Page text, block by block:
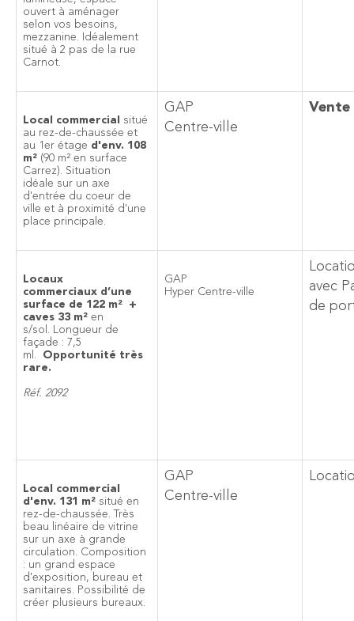
ouvert à aménager
selon vos besoins,
mezzanine. Idéalement
situé à 2 pas de la rue
Carnot.
Local commercial
situé
au rez-de-chaussée et
au 1er étage d'env. 108
m² (90 m² en surface
Carrez). Situation
idéale sur un axe
d'entrée du coeur de
ville et à proximité d'une
place principale.
GAP
Centre-ville
Vente
Locaux
commerciaux d’une
surface de 122 m² +
caves 33 m² en
s/sol. Longueur de
façade : 7,5
ml. Opportunité très
rare.
Réf. 2092
GAP
Hyper Centre-ville
avec
de
Local commercial
d'env. 131 m² situé en
rez-de-chaussée. Très
beau linéaire de vitrine
sur un axe à grande
circulation. Composition
: un grand espace
d'exposition, bureau et
sanitaires. Possibilité de
créer plusieurs bureaux.
GAP
Centre-ville